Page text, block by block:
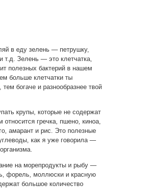
в еду зелень — петрушку,
т.д. Зелень — это клетчатка,
полезных бактерий в нашем
больше клетчатки ты
тем богаче и разнообразнее твой
крупы, которые не содержат
относится гречка, пшено, киноа,
амарант и рис. Это полезные
как я уже говорила —
на морепродукты и рыбу —
форель, моллюски и красную
большое количество